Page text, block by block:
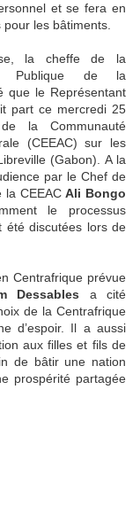
et se fera en
les bâtiments.
la cheffe de la
Publique de la
que le Représentant
part ce mercredi 25
la Communauté
(CEEAC) sur les
(Gabon). A la
par le Chef de
la CEEACAli Bongo
le processus
été discutées lors de
Centrafrique prévue
Dessables a cité
de la Centrafrique
d’espoir. Il a aussi
aux filles et fils de
de bâtir une nation
prospérité partagée